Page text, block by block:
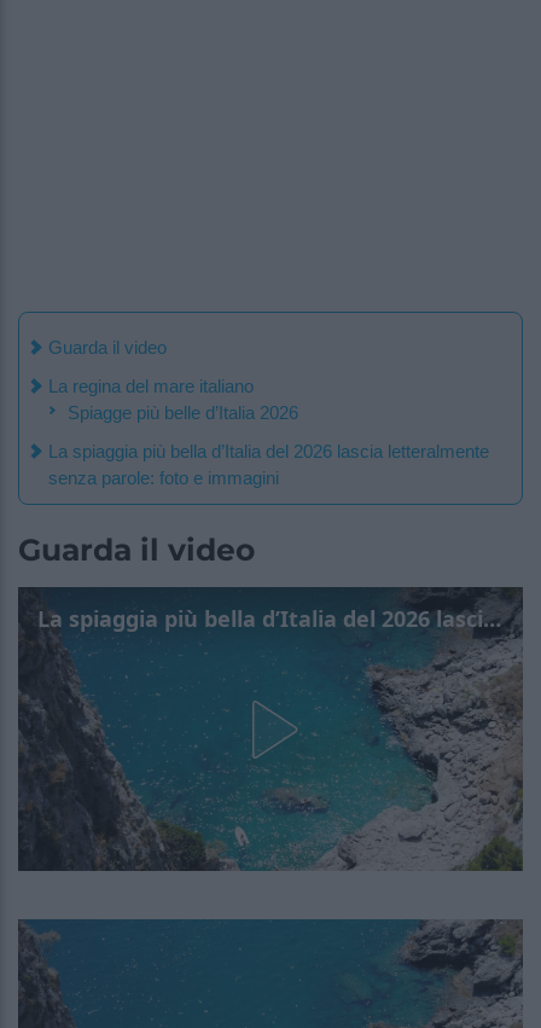
Guarda il video
La regina del mare italiano
Spiagge più belle d’Italia 2026
La spiaggia più bella d’Italia del 2026 lascia letteralmente
senza parole: foto e immagini
Guarda il video
La spiaggia più bella d’Italia del 2026 lascia letteralmente senza parole